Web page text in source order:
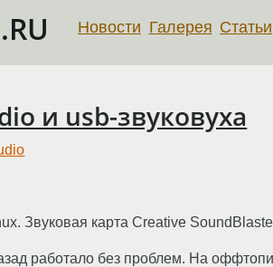
Новости Галерея Статьи
и usb-звуковуха
Звуковая карта Creative
работало без проблем. На